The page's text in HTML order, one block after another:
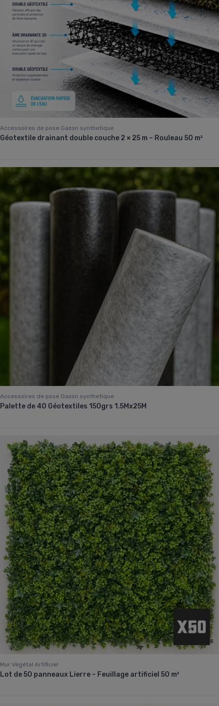
Accessoires de pose Gazon synthetique
Géotextile drainant double couche 2 × 25 m – Rouleau 50 m²
Accessoires de pose Gazon synthetique
Palette de 40 Géotextiles 150grs 1.5Mx25M
Mur Végétal Artificiel
Lot de 50 panneaux Lierre – Feuillage artificiel 50 m²